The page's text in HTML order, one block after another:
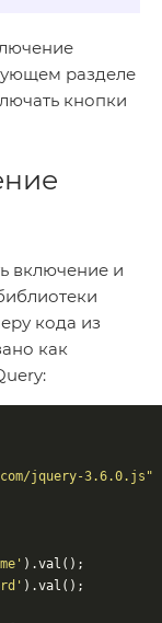
разделе
кнопки
включение и
кода из
как
jquery-3.6.0.js"
).val();
).val();